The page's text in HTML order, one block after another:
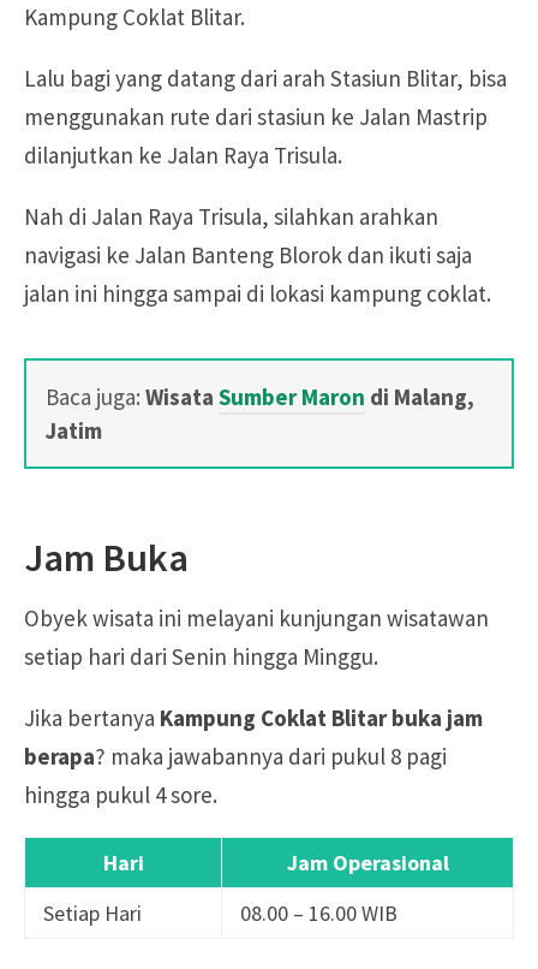
Kampung Coklat Blitar.
Lalu bagi yang datang dari arah Stasiun Blitar, bisa
menggunakan rute dari stasiun ke Jalan Mastrip
dilanjutkan ke Jalan Raya Trisula.
Nah di Jalan Raya Trisula, silahkan arahkan
navigasi ke Jalan Banteng Blorok dan ikuti saja
jalan ini hingga sampai di lokasi kampung coklat.
Baca juga: Wisata Sumber Maron di Malang,
Jatim
Jam Buka
Obyek wisata ini melayani kunjungan wisatawan
setiap hari dari Senin hingga Minggu.
Jika bertanya Kampung Coklat Blitar buka jam
berapa? maka jawabannya dari pukul 8 pagi
hingga pukul 4 sore.
Hari
Jam Operasional
Setiap Hari
08.00 – 16.00 WIB